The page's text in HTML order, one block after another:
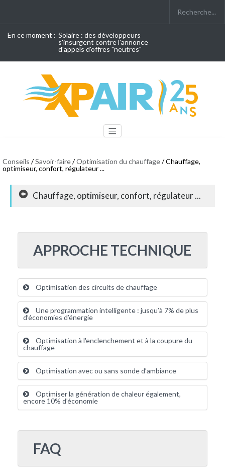
En ce moment : Solaire : des développeurs
s'insurgent contre l'annonce
d'appels d'offres "neutres"
Conseils /Savoir-faire/Optimisation du chauffage/ Chauffage,
optimiseur, confort, régulateur ...
Chauffage, optimiseur, confort, régulateur ...
APPROCHE TECHNIQUE
Optimisation des circuits de chauffage
Une programmation intelligente : jusqu’à 7% de plus
d’économies d’énergie
Optimisation à l'enclenchement et à la coupure du
chauffage
Optimisation avec ou sans sonde d’ambiance
Optimiser la génération de chaleur également,
encore 10% d’économie
FAQ